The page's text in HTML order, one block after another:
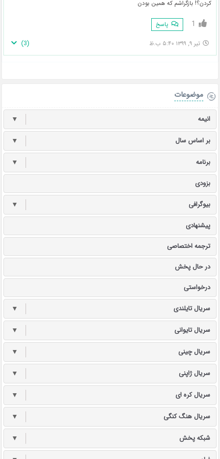
کردن؟! بازگراشم که همین بودن
1 پاسخ
تیر ۹, ۱۳۹۹ ۵:۴۰ ب.ظ (
3
)
موضوعات
انیمه ▼
بر اساس سال ▼
برنامه ▼
بزودی
بیوگرافی ▼
پیشنهادی
ترجمه اختصاصی
در حال پخش
درخواستی
سریال تایلندی ▼
سریال تایوانی ▼
سریال چینی ▼
سریال ژاپنی ▼
سریال کره ای ▼
سریال هنگ کنگی ▼
شبکه پخش ▼